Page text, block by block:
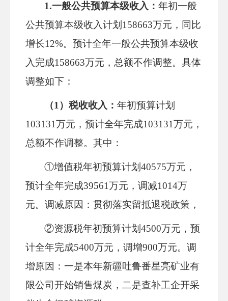
1.一般公共预算本级收入 ：年初一般
公共预算本级收入计划 158663万元，同比
增长12%。预计全年一般公共预算本级收
入完成158663万元，总额不作调整。具体
调整如下 ：
（1）税收收入：年初预算计划
103131万元，预计全年完成103131万元，
总额不作调整。其中：
①增值税年初预算计划40575万元，
预计全年完成39561万元，调减1014万
元。调减原因：贯彻落实留抵退税政策，
②资源税年初预算计划4500万元，预
计全年完成5400万元，调增900万元。调
增原因：一是本年新疆吐鲁番星亮矿业有
限公司开始销售煤炭，二是查补工企开采